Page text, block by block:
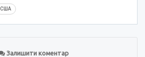
США
Залишити коментар